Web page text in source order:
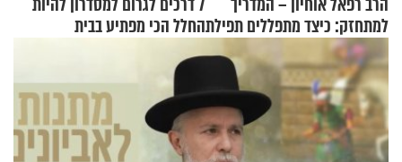
למתחזק: כיצד מתפללים תפילת
שמונה עשרה?
החלל הכי מפתיע בבית